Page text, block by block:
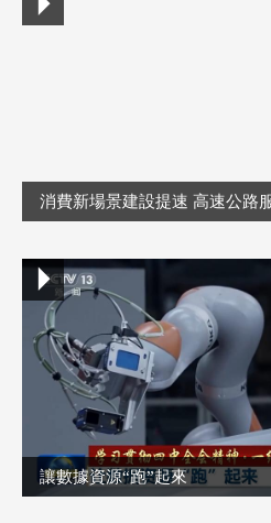
消費新場景建設提速 高速公路
讓數據資源“跑”起來